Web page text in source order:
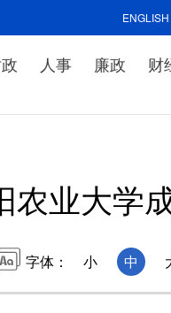
ENGLISH
人事 廉政 财
农业大学
字体： 小 中